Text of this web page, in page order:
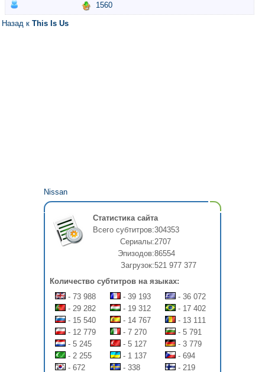
1560
Назад к This Is Us
Nissan
Статистика сайта
Всего субтитров:304353
Сериалы:2707
Эпизодов:86554
Загрузок:521 977 377
Количество субтитров на языках:
- 73 988
- 39 193
- 36 072
- 29 282
- 19 312
- 17 402
- 15 540
- 14 767
- 13 111
- 12 779
- 7 270
- 5 791
- 5 245
- 5 127
- 3 779
- 2 255
- 1 137
- 694
- 672
- 338
- 219